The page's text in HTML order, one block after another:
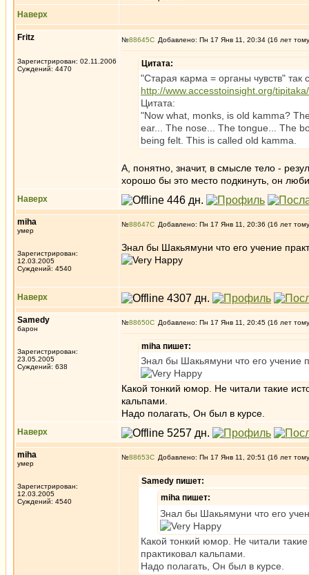
Наверх
Fritz
Зарегистрирован: 02.11.2006
Суждений: 4470
№88645 Добавлено: Пн 17 Янв 11, 20:34 (16 лет
Цитата:
"Старая карма = органы чувств" так
http://www.accesstoinsight.org/
Цитата:
"Now what, monks, is old kamma?
ear... The nose... The tongue... The
being felt. This is called old kamma.
А, понятно, значит, в смысле тело -
хорошо бы это место подкинуть, он
Наверх
miha
умер
Зарегистрирован:
12.03.2005
Суждений: 4540
№88647 Добавлено: Пн 17 Янв 11, 20:36 (16 лет
Знал бы Шакьямуни что его учение
Наверх
Samedy
барон
Зарегистрирован:
23.05.2005
Суждений: 638
№88650 Добавлено: Пн 17 Янв 11, 20:45 (16 лет
miha пишет:
Знал бы Шакьямуни что его учение
Какой тонкий юмор. Не читали такие
кальпами.
Надо полагать, Он был в курсе.
Наверх
miha
умер
Зарегистрирован:
12.03.2005
Суждений: 4540
№88653 Добавлено: Пн 17 Янв 11, 20:51 (16 лет
Samedy пишет:
miha пишет:
Знал бы Шакьямуни что его
Какой тонкий юмор. Не читали
практиковал кальпами.
Надо полагать, Он был в курсе.